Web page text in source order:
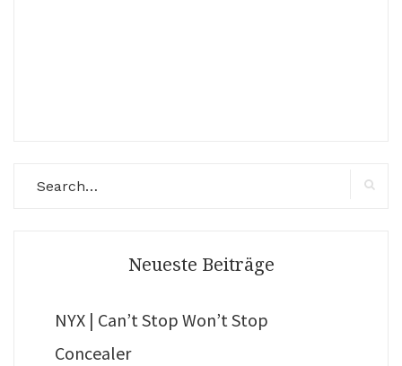
Neueste Beiträge
NYX | Can’t Stop Won’t Stop
Concealer